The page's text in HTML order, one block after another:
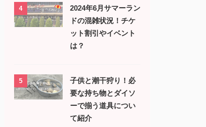
4
2024年6月サマーラン
ドの混雑状況！チケ
ット割引やイベント
は？
5
子供と潮干狩り！必
要な持ち物とダイソ
ーで揃う道具につい
て紹介